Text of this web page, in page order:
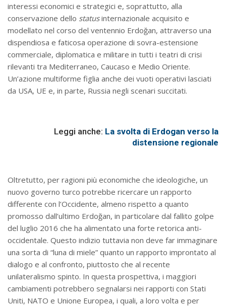
interessi economici e strategici e, soprattutto, alla
conservazione dello statusinternazionale acquisito e
modellato nel corso del ventennio Erdoğan, attraverso una
dispendiosa e faticosa operazione di sovra-estensione
commerciale, diplomatica e militare in tutti i teatri di crisi
rilevanti tra Mediterraneo, Caucaso e Medio Oriente.
Un’azione multiforme figlia anche dei vuoti operativi lasciati
da USA, UE e, in parte, Russia negli scenari succitati.
Leggi anche: La svolta di Erdogan verso la
distensione regionale
Oltretutto, per ragioni più economiche che ideologiche, un
nuovo governo turco potrebbe ricercare un rapporto
differente con l’Occidente, almeno rispetto a quanto
promosso dall’ultimo Erdoğan, in particolare dal fallito golpe
del luglio 2016 che ha alimentato una forte retorica anti-
occidentale. Questo indizio tuttavia non deve far immaginare
una sorta di “luna di miele” quanto un rapporto improntato al
dialogo e al confronto, piuttosto che al recente
unilateralismo spinto. In questa prospettiva, i maggiori
cambiamenti potrebbero segnalarsi nei rapporti con Stati
Uniti, NATO e Unione Europea, i quali, a loro volta e per